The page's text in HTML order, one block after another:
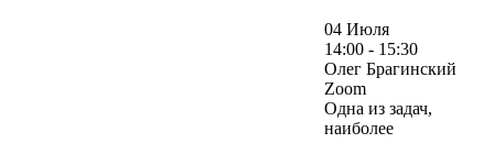
04 Июля
14:00 - 15:30
Олег Брагинский
Zoom
Одна из задач,
наиболее